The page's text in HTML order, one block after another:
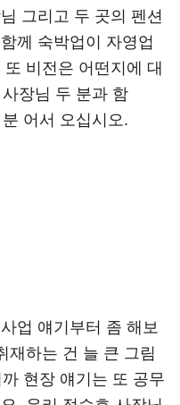
그리고 두 곳의 펜션
께 숙박업이 자영업
비전은 어떤지에 대
장님 두 분과 함
어서 오십시오.
업 얘기부터 좀 해보
재하는 건 늘 큰 그림
현장 얘기는 또 공무